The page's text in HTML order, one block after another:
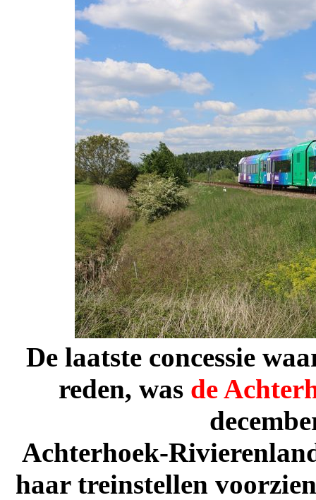
De laatste concessie
reden, was de
Achterhoek-
haar treinstellen